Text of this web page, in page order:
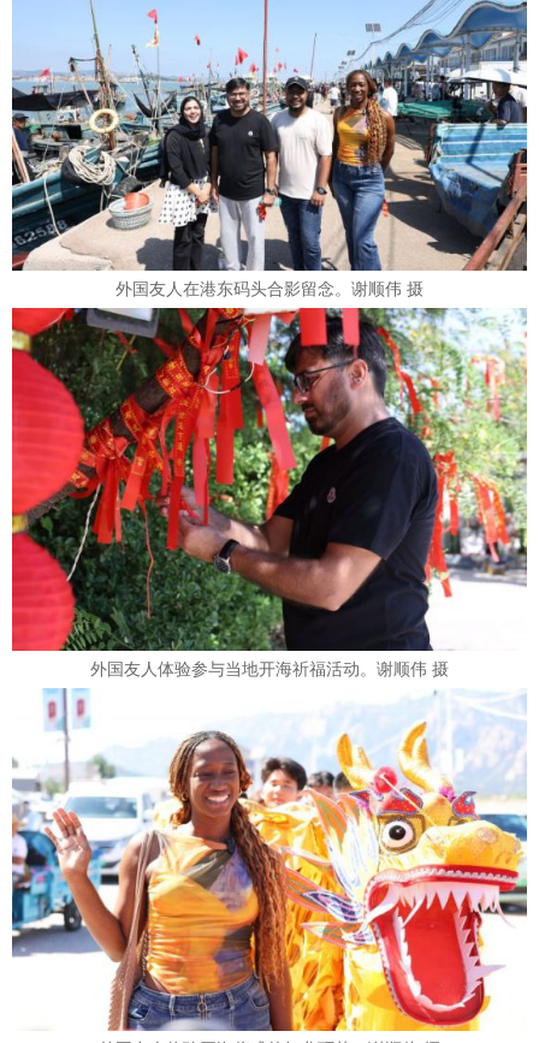
外国友人在港东码头合影留念。谢顺伟 摄
外国友人体验参与当地开海祈福活动。谢顺伟 摄